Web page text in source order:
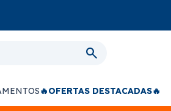
🔥OFERTAS DESTACADAS🔥